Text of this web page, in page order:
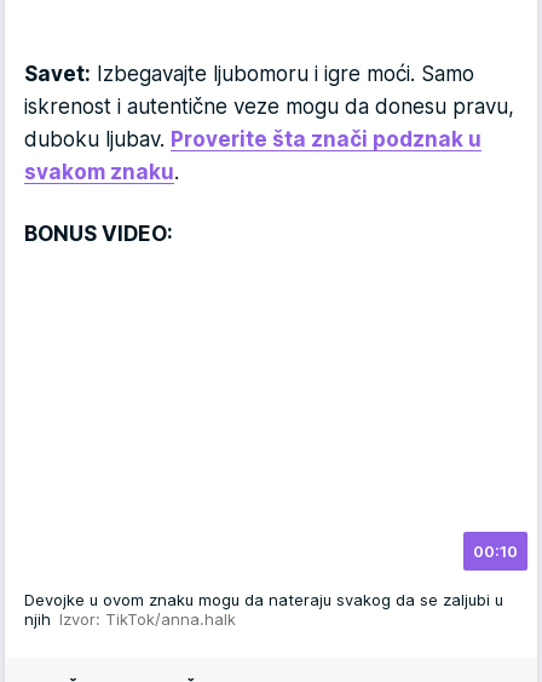
Savet: Izbegavajte ljubomoru i igre moći. Samo
iskrenost i autentične veze mogu da donesu pravu,
duboku ljubav. Proverite šta znači podznak u
svakom znaku.
BONUS VIDEO:
00:10
Devojke u ovom znaku mogu da nateraju svakog da se zaljubi u
njih Izvor: TikTok/anna.halk